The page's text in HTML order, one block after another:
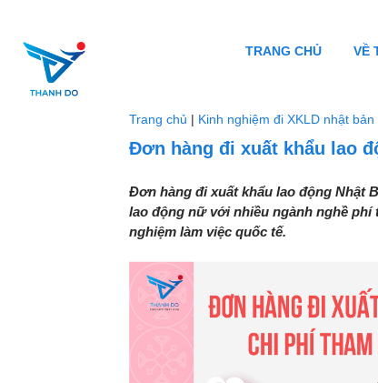
TRANG CHỦ VỀ
Trang chủ | Kinh nghiệm đi XKLD nhật bản
Đơn hàng đi xuất khẩu lao
Đơn hàng đi xuất khẩu lao động Nhật
lao động nữ với nhiều ngành nghề
nghiệm làm việc quốc tế.